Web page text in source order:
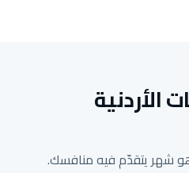
الأردنية
هو شهر يتقدّم فيه منافسك.